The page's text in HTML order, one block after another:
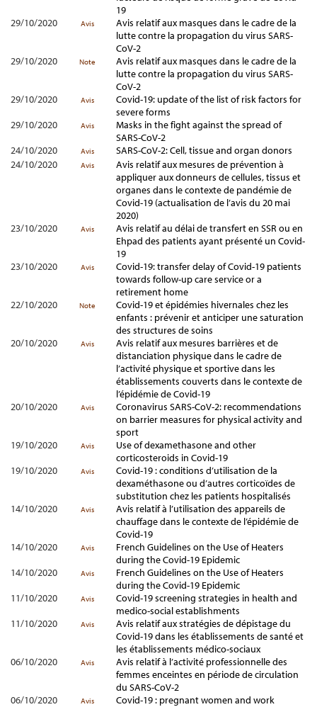
19
29/10/2020
Avis
Avis relatif aux masques dans le cadre de la
lutte contre la propagation du virus SARS-
CoV-2
29/10/2020
Note
Avis relatif aux masques dans le cadre de la
lutte contre la propagation du virus SARS-
CoV-2
29/10/2020
Avis
Covid-19: update of the list of risk factors for
severe forms
29/10/2020
Avis
Masks in the fight against the spread of
SARS-CoV-2
24/10/2020
Avis
SARS-CoV-2: Cell, tissue and organ donors
24/10/2020
Avis
Avis relatif aux mesures de prévention à
appliquer aux donneurs de cellules, tissus et
organes dans le contexte de pandémie de
Covid-19 (actualisation de l’avis du 20 mai
2020)
23/10/2020
Avis
Avis relatif au délai de transfert en SSR ou en
Ehpad des patients ayant présenté un Covid-
19
23/10/2020
Avis
Covid-19: transfer delay of Covid-19 patients
towards follow-up care service or a
retirement home
22/10/2020
Note
Covid-19 et épidémies hivernales chez les
enfants : prévenir et anticiper une saturation
des structures de soins
20/10/2020
Avis
Avis relatif aux mesures barrières et de
distanciation physique dans le cadre de
l’activité physique et sportive dans les
établissements couverts dans le contexte de
l’épidémie de Covid-19
20/10/2020
Avis
Coronavirus SARS-CoV-2: recommendations
on barrier measures for physical activity and
sport
19/10/2020
Avis
Use of dexamethasone and other
corticosteroids in Covid-19
19/10/2020
Avis
Covid-19 : conditions d’utilisation de la
dexaméthasone ou d’autres corticoïdes de
substitution chez les patients hospitalisés
14/10/2020
Avis
Avis relatif à l’utilisation des appareils de
chauffage dans le contexte de l’épidémie de
Covid-19
14/10/2020
Avis
French Guidelines on the Use of Heaters
during the Covid-19 Epidemic
14/10/2020
Avis
French Guidelines on the Use of Heaters
during the Covid-19 Epidemic
11/10/2020
Avis
Covid-19 screening strategies in health and
medico-social establishments
11/10/2020
Avis
Avis relatif aux stratégies de dépistage du
Covid-19 dans les établissements de santé et
les établissements médico-sociaux
06/10/2020
Avis
Avis relatif à l’activité professionnelle des
femmes enceintes en période de circulation
du SARS-CoV-2
06/10/2020
Avis
Covid-19 : pregnant women and work